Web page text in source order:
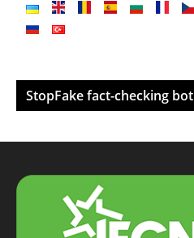
StopFake fact-checking bot